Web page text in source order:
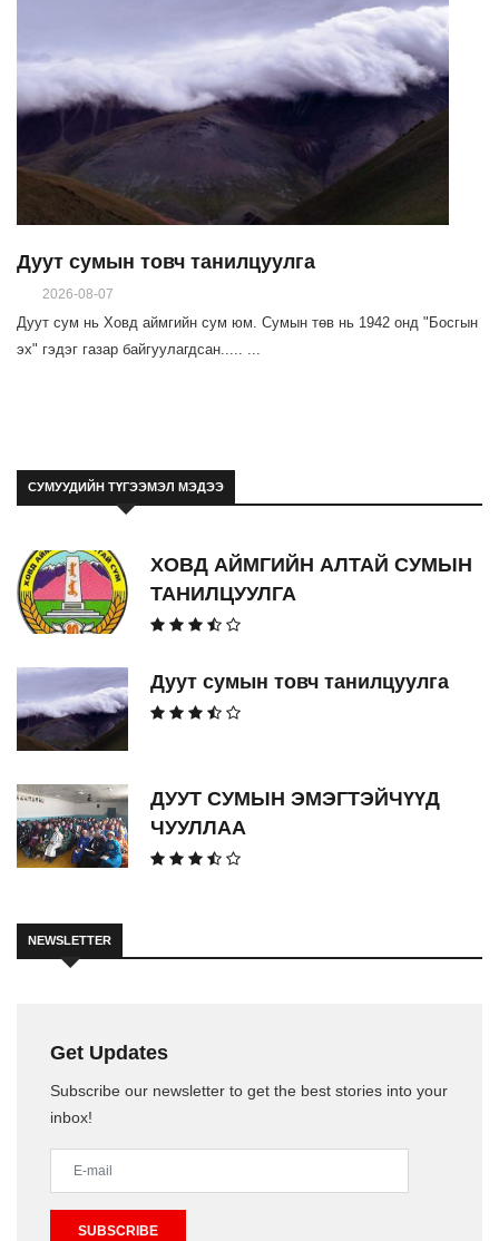
Дуут сумын товч танилцуулга
2026-08-07
Дуут сум нь Ховд аймгийн сум юм. Сумын төв нь 1942 онд "Босгын
эх" гэдэг газар байгуулагдсан..... ...
СУМУУДИЙН ТҮГЭЭМЭЛ МЭДЭЭ
ХОВД АЙМГИЙН АЛТАЙ СУМЫН
ТАНИЛЦУУЛГА
Дуут сумын товч танилцуулга
ДУУТ СУМЫН ЭМЭГТЭЙЧҮҮД
ЧУУЛЛАА
NEWSLETTER
Get Updates
Subscribe our newsletter to get the best stories into your
inbox!
SUBSCRIBE